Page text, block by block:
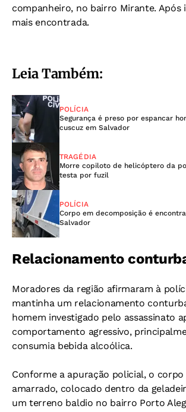
companheiro, no bairro Mirante. Após
mais encontrada.
Leia Também:
POLÍCIA
Segurança é preso por espancar
cuscuz em Salvador
TRAGÉDIA
Morre copiloto de helicóptero da
testa por fuzil
POLÍCIA
Corpo em decomposição é
Salvador
Relacionamento
Moradores da região afirmaram à
mantinha um relacionamento
homem investigado pelo assassinato
comportamento agressivo,
consumia bebida alcoólica.
Conforme a apuração policial, o
amarrado, colocado dentro da
um terreno baldio no bairro Porto